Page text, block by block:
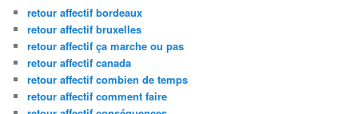
retour affectif bordeaux
retour affectif bruxelles
retour affectif ça marche ou pas
retour affectif canada
retour affectif combien de temps
retour affectif comment faire